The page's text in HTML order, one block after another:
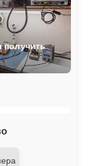
получить